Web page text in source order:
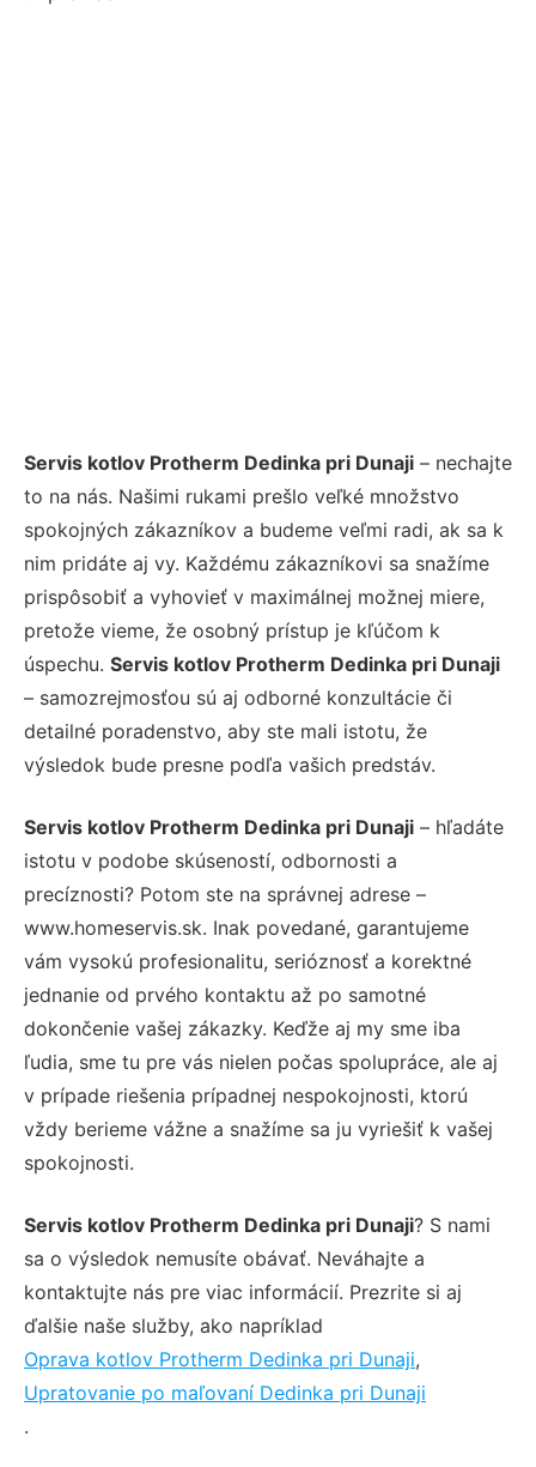
Servis kotlov Protherm Dedinka pri Dunaji – nechajte
to na nás. Našimi rukami prešlo veľké množstvo
spokojných zákazníkov a budeme veľmi radi, ak sa k
nim pridáte aj vy. Každému zákazníkovi sa snažíme
prispôsobiť a vyhovieť v maximálnej možnej miere,
pretože vieme, že osobný prístup je kľúčom k
úspechu. Servis kotlov Protherm Dedinka pri Dunaji
– samozrejmosťou sú aj odborné konzultácie či
detailné poradenstvo, aby ste mali istotu, že
výsledok bude presne podľa vašich predstáv.
Servis kotlov Protherm Dedinka pri Dunaji – hľadáte
istotu v podobe skúseností, odbornosti a
precíznosti? Potom ste na správnej adrese –
www.homeservis.sk. Inak povedané, garantujeme
vám vysokú profesionalitu, serióznosť a korektné
jednanie od prvého kontaktu až po samotné
dokončenie vašej zákazky. Keďže aj my sme iba
ľudia, sme tu pre vás nielen počas spolupráce, ale aj
v prípade riešenia prípadnej nespokojnosti, ktorú
vždy berieme vážne a snažíme sa ju vyriešiť k vašej
spokojnosti.
Servis kotlov Protherm Dedinka pri Dunaji? S nami
sa o výsledok nemusíte obávať. Neváhajte a
kontaktujte nás pre viac informácií. Prezrite si aj
ďalšie naše služby, ako napríklad
Oprava kotlov Protherm Dedinka pri Dunaji,
Upratovanie po maľovaní Dedinka pri Dunaji
.